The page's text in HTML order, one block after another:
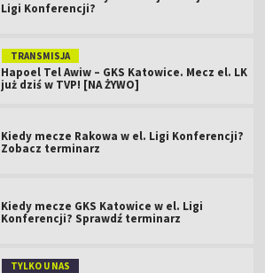
Ligi Konferencji?
TRANSMISJA
Hapoel Tel Awiw – GKS Katowice. Mecz el. LK
już dziś w TVP! [NA ŻYWO]
Kiedy mecze Rakowa w el. Ligi Konferencji?
Zobacz terminarz
Kiedy mecze GKS Katowice w el. Ligi
Konferencji? Sprawdź terminarz
TYLKO U NAS